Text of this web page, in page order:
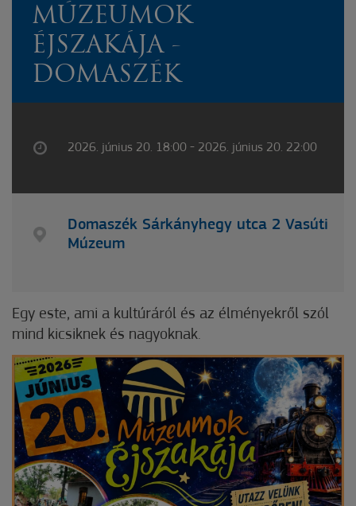
MÚZEUMOK
ÉJSZAKÁJA -
DOMASZÉK
2026. június 20. 18:00 - 2026. június 20. 22:00
Domaszék Sárkányhegy utca 2 Vasúti
Múzeum
Egy este, ami a kultúráról és az élményekről szól
mind kicsiknek és nagyoknak.